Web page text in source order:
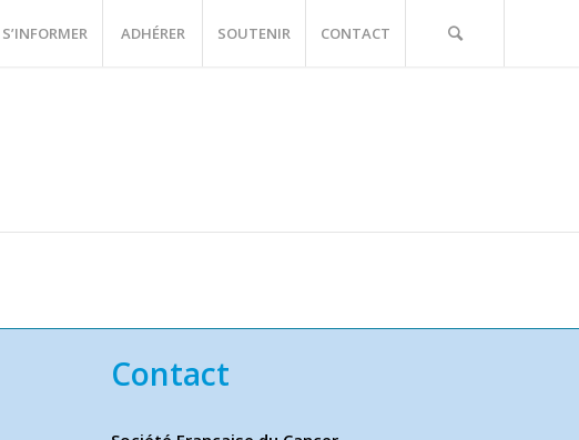
S’INFORMER ADHÉRER SOUTENIR CONTACT
Contact